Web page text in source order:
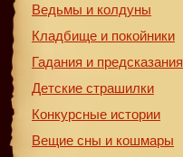
Ведьмы и колдуны
Кладбище и покойники
Гадания и предсказания
Детские страшилки
Конкурсные истории
Вещие сны и кошмары